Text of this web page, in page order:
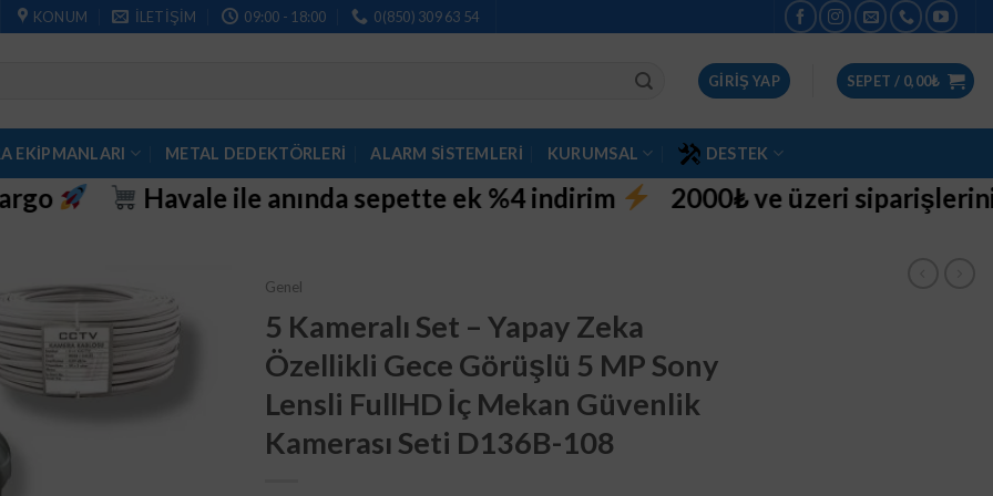
KONUM İLETIŞIM 09:00 - 18:00 0(850) 309 63 54
GIRIŞ YAP SEPET / 0,00₺
EKİPMANLARI METAL DEDEKTÖRLERI ALARM SISTEMLERI KURUMSAL DESTEK
ile anında sepette ek %4 indirim 2000₺ ve üzeri siparişlerinizde aynı gün
Genel
5 Kameralı Set – Yapay Zeka
Özellikli Gece Görüşlü 5 MP Sony
Lensli FullHD İç Mekan Güvenlik
Kamerası Seti D136B-108